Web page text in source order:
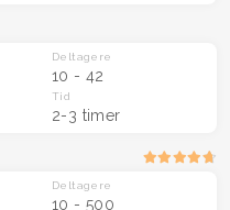
Deltagere
10 - 42
Tid
2-3 timer
Deltagere
10 - 500